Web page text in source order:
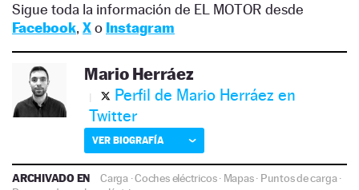
Sigue toda la información de EL MOTOR desde
Facebook, Xo Instagram
Mario Herráez
Perfil de Mario Herráez en
Twitter
VER BIOGRAFÍA
ARCHIVADO EN Carga·Coches eléctricos· Mapas· Puntos de carga·